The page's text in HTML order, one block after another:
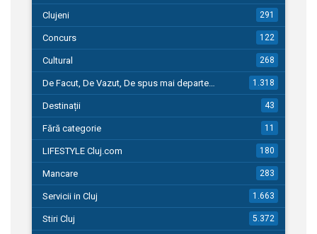
Clujeni 291
Concurs 122
Cultural 268
De Facut, De Vazut, De spus mai departe… 1.318
Destinații 43
Fără categorie 11
LIFESTYLE Cluj.com 180
Mancare 283
Servicii in Cluj 1.663
Stiri Cluj 5.372